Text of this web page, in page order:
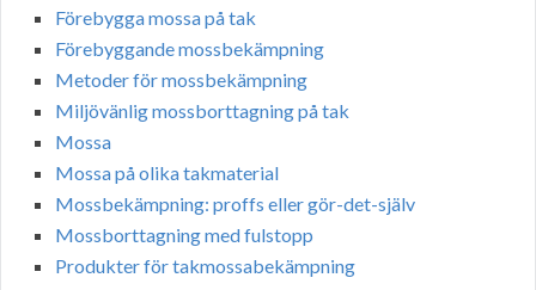
Förebygga mossa på tak
Förebyggande mossbekämpning
Metoder för mossbekämpning
Miljövänlig mossborttagning på tak
Mossa
Mossa på olika takmaterial
Mossbekämpning: proffs eller gör-det-själv
Mossborttagning med fulstopp
Produkter för takmossabekämpning